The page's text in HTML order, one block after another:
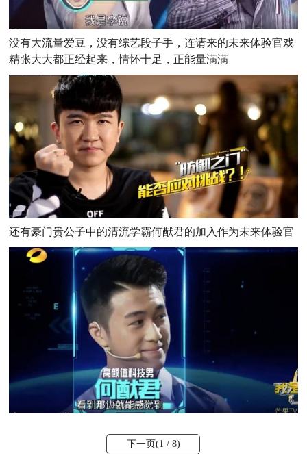
没有大流量爱豆，没有综艺段子手，连请来的未来体验官戏
精张大大都正经起来，情怀十足，正能量满满
还有豪门贵公子中的清流学霸何猷君的加入作为未来体验官
下一页(1 / 8)